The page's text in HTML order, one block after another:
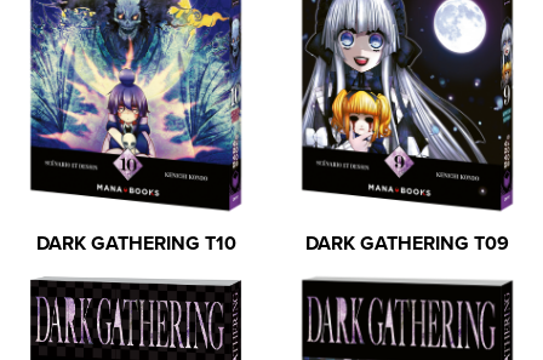
DARK GATHERING T10 DARK GATHERING T09